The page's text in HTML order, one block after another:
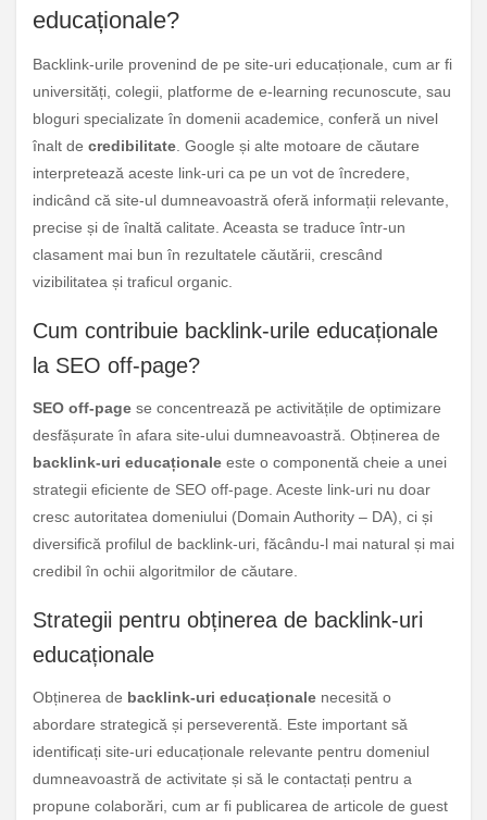
educaționale?
Backlink-urile provenind de pe site-uri educaționale, cum ar fi
universități, colegii, platforme de e-learning recunoscute, sau
bloguri specializate în domenii academice, conferă un nivel
înalt de credibilitate . Google și alte motoare de căutare
interpretează aceste link-uri ca pe un vot de încredere,
indicând că site-ul dumneavoastră oferă informații relevante,
precise și de înaltă calitate. Aceasta se traduce într-un
clasament mai bun în rezultatele căutării, crescând
vizibilitatea și traficul organic.
Cum contribuie backlink-urile educaționale
la SEO off-page?
SEO off-page se concentrează pe activitățile de optimizare
desfășurate în afara site-ului dumneavoastră. Obținerea de
backlink-uri educaționale este o componentă cheie a unei
strategii eficiente de SEO off-page. Aceste link-uri nu doar
cresc autoritatea domeniului (Domain Authority – DA), ci și
diversifică profilul de backlink-uri, făcându-l mai natural și mai
credibil în ochii algoritmilor de căutare.
Strategii pentru obținerea de backlink-uri
educaționale
Obținerea de backlink-uri educaționale necesită o
abordare strategică și perseverentă. Este important să
identificați site-uri educaționale relevante pentru domeniul
dumneavoastră de activitate și să le contactați pentru a
propune colaborări, cum ar fi publicarea de articole de guest